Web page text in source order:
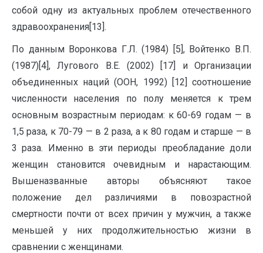
собой одну из актуальных проблем отечественного
здравоохранения[13].
По данным Воронкова Г.Л. (1984) [5], Войтенко В.П.
(1987)[4], Лугового В.Е. (2002) [17] и Организации
объединенных наций (ООН, 1992) [12] соотношение
численности населения по полу меняется к трем
основным возрастным периодам: к 60-69 годам — в
1,5 раза, к 70-79 — в 2 раза, а к 80 годам и старше — в
3 раза. Именно в эти периоды преобладание доли
женщин становится очевидным и нарастающим.
Вышеназванные авторы объясняют такое
положение дел различиями в повозрастной
смертности почти от всех причин у мужчин, а также
меньшей у них продолжительностью жизни в
сравнении с женщинами.